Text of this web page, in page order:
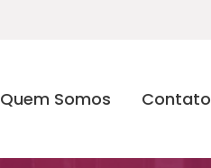
Quem Somos Contato